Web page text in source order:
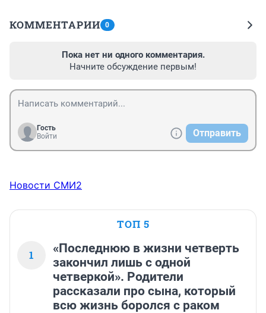
КОММЕНТАРИИ 0
Пока нет ни одного комментария.
Начните обсуждение первым!
Гость
Войти
Отправить
Новости СМИ2
ТОП 5
1
«Последнюю в жизни четверть
закончил лишь с одной
четверкой». Родители
рассказали про сына, который
всю жизнь боролся с раком